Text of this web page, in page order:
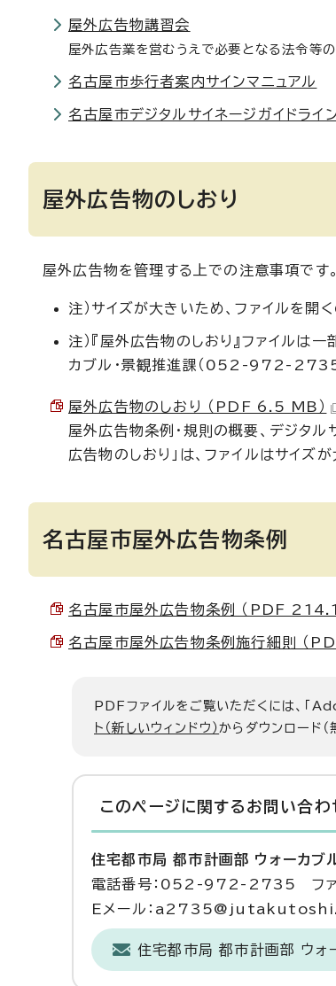
屋外広告物講習会
屋外広告業を営むうえで必要となる法令等
名古屋市歩行者案内サインマニュアル
名古屋市デジタルサイネージガイドライ
屋外広告物のしおり
屋外広告物を管理する上での注意事項です。
注）サイズが大きいため、ファイルを開
注）『屋外広告物のしおり』ファイルは
カブル・景観推進課（052-972-2735
屋外広告物のしおり （PDF 6.5 MB）
屋外広告物条例・規則の概要、デジタル
広告物のしおり」は、ファイルはサイズ
名古屋市屋外広告物条例
名古屋市屋外広告物条例 （PDF
名古屋市屋外広告物条例施行細則 （
PDFファイルをご覧いただくには、「
ト（新しいウィンドウ）からダウンロード（
このページに関する お問い合わ
住宅都市局 都市計画部 ウォーカブ
電話番号：052-972-2735 フ
Eメール：
住宅都市局 都市計画部 ウォ